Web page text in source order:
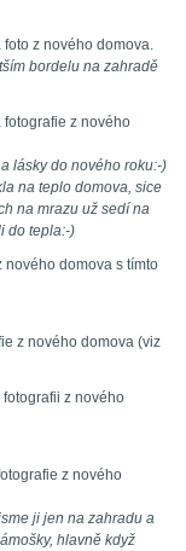
z nového domova.
bordelu na zahradě
z nového
lásky do nového roku:-)
na teplo domova, sice
na mrazu už sedí na
do tepla:-)
domova s tímto
z nového domova (viz
z nového
z nového
ji jen na zahradu a
hlavně když